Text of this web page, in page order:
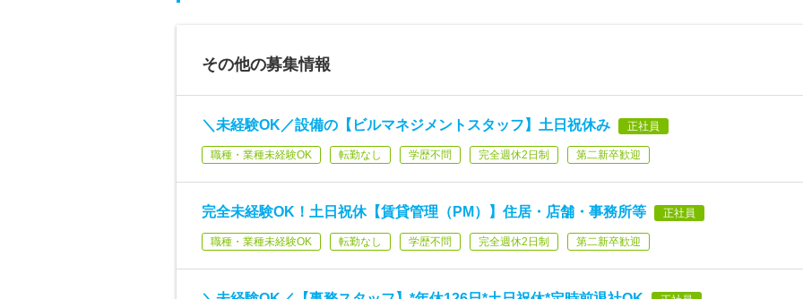
その他の募集情報
＼未経験OK／設備の【ビルマネジメントスタッフ】土日祝休み 正社員
職種・業種未経験OK 転勤なし 学歴不問 完全週休2日制 第二新卒歓迎
完全未経験OK！土日祝休【賃貸管理（PM）】住居・店舗・事務所等 正社員
職種・業種未経験OK 転勤なし 学歴不問 完全週休2日制 第二新卒歓迎